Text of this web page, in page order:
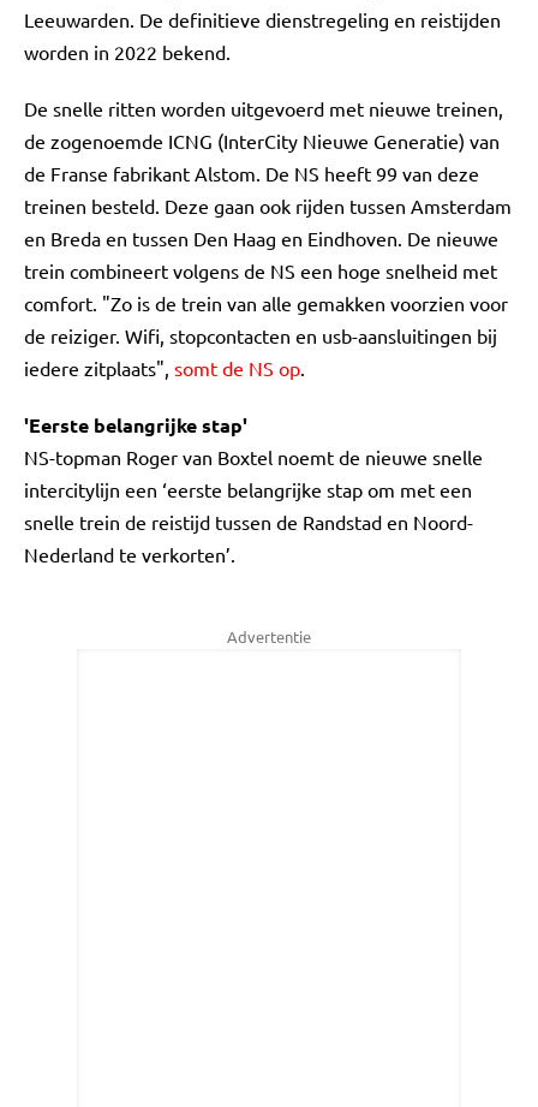
Leeuwarden. De definitieve dienstregeling en reistijden
worden in 2022 bekend.
De snelle ritten worden uitgevoerd met nieuwe treinen,
de zogenoemde ICNG (InterCity Nieuwe Generatie) van
de Franse fabrikant Alstom. De NS heeft 99 van deze
treinen besteld. Deze gaan ook rijden tussen Amsterdam
en Breda en tussen Den Haag en Eindhoven. De nieuwe
trein combineert volgens de NS een hoge snelheid met
comfort. "Zo is de trein van alle gemakken voorzien voor
de reiziger. Wifi, stopcontacten en usb-aansluitingen bij
iedere zitplaats", somt de NS op.
'Eerste belangrijke stap'
NS-topman Roger van Boxtel noemt de nieuwe snelle
intercitylijn een ‘eerste belangrijke stap om met een
snelle trein de reistijd tussen de Randstad en Noord-
Nederland te verkorten’.
Advertentie